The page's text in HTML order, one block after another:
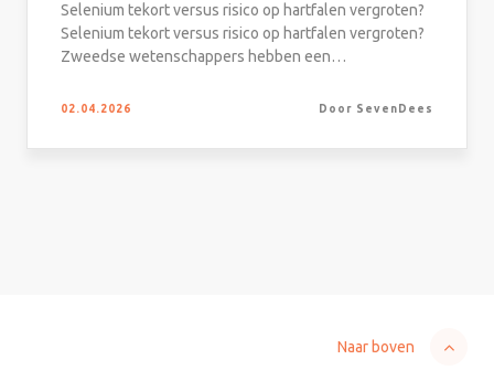
Selenium tekort versus risico op hartfalen vergroten?
Selenium tekort versus risico op hartfalen vergroten?
Zweedse wetenschappers hebben een…
02.04.2026 Door SevenDees
Naar boven